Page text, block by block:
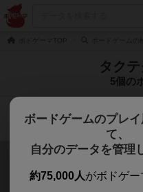
タク
5個の
ボードゲームのプレ
て、
自分のデータを管理
約75,000人がボドゲー